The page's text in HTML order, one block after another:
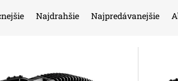
Najdrahšie Najpredávanejšie